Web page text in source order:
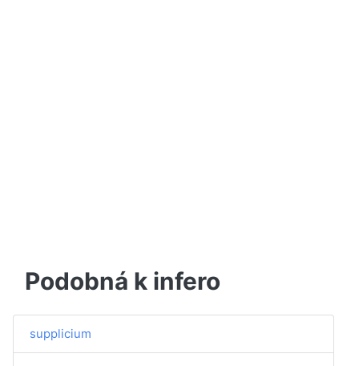
Podobná k infero
supplicium